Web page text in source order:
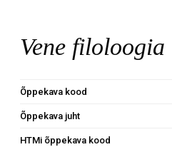
Vene filoloogia
Õppekava kood
Õppekava juht
HTMi õppekava kood